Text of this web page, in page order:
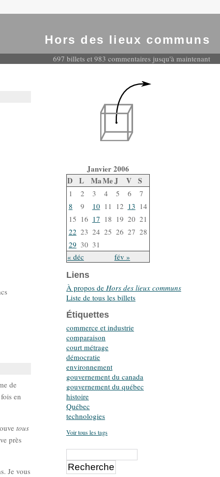
Hors des lieux communs
697 billets et 983 commentaires jusqu'à maintenant
de
en
tous
près
Je vous
Janvier 2006
D L MaMeJ V S
« déc fév »
1 2 3 4 5 6
7
8
9 10 11 12 13 14
15 16 17 18 19 20 21
22 23 24 25 26 27 28
29 30 31
Liens
À propos de Hors des lieux communs
Liste de tous les billets
Étiquettes
commerce et industrie
comparaison
court métrage
démocratie
environnement
gouvernement du canada
gouvernement du québec
histoire
Québec
technologies
Voir tous les tags